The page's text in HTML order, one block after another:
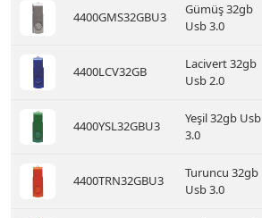
4400GMS32GBU3
Gümüş 32gb
Usb 3.0
4400LCV32GB
Lacivert 32gb
Usb 2.0
4400YSL32GBU3
Yeşil 32gb Usb
3.0
4400TRN32GBU3
Turuncu 32gb
Usb 3.0